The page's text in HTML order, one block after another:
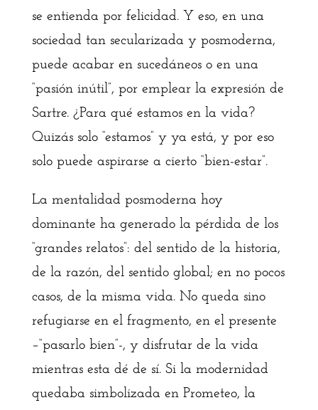
se entienda por felicidad. Y eso, en una
sociedad tan secularizada y posmoderna,
puede acabar en sucedáneos o en una
“pasión inútil”, por emplear la expresión de
Sartre. ¿Para qué estamos en la vida?
Quizás solo “estamos” y ya está, y por eso
solo puede aspirarse a cierto “bien-estar”.
La mentalidad posmoderna hoy
dominante ha generado la pérdida de los
“grandes relatos”: del sentido de la historia,
de la razón, del sentido global; en no pocos
casos, de la misma vida. No queda sino
refugiarse en el fragmento, en el presente
–“pasarlo bien”-, y disfrutar de la vida
mientras esta dé de sí. Si la modernidad
quedaba simbolizada en Prometeo, la